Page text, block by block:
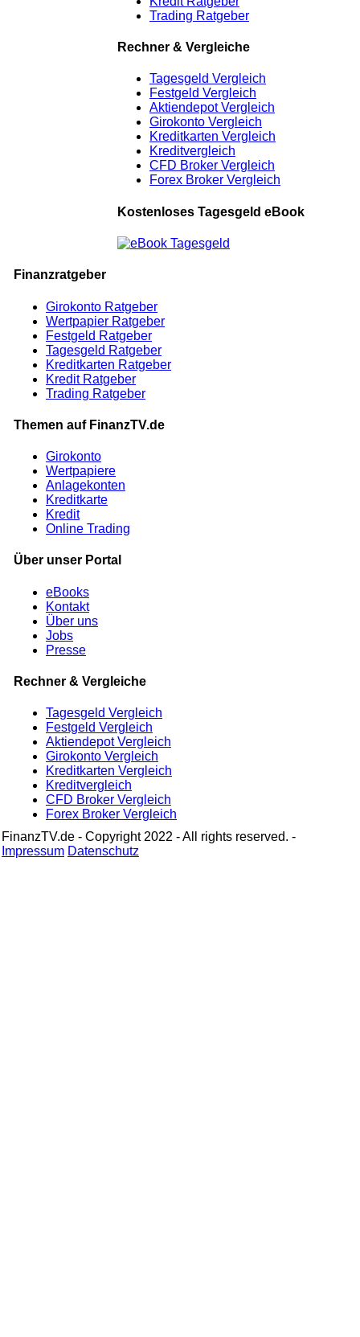
Trading Ratgeber
Rechner & Vergleiche
Tagesgeld Vergleich
Festgeld Vergleich
Aktiendepot Vergleich
Girokonto Vergleich
Kreditkarten Vergleich
Kreditvergleich
CFD Broker Vergleich
Forex Broker Vergleich
Kostenloses Tagesgeld eBook
Finanzratgeber
Girokonto Ratgeber
Wertpapier Ratgeber
Festgeld Ratgeber
Tagesgeld Ratgeber
Kreditkarten Ratgeber
Kredit Ratgeber
Trading Ratgeber
Themen auf FinanzTV.de
Girokonto
Wertpapiere
Anlagekonten
Kreditkarte
Kredit
Online Trading
Über unser Portal
eBooks
Kontakt
Über uns
Jobs
Presse
Rechner & Vergleiche
Tagesgeld Vergleich
Festgeld Vergleich
Aktiendepot Vergleich
Girokonto Vergleich
Kreditkarten Vergleich
Kreditvergleich
CFD Broker Vergleich
Forex Broker Vergleich
FinanzTV.de - Copyright 2022 - All rights reserved. -
Impressum Datenschutz